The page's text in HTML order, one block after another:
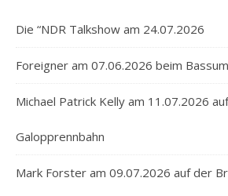
Die “NDR Talkshow am 24.07.2026
Foreigner am 07.06.2026 beim
Michael Patrick Kelly am 11.07.2026
Galopprennbahn
Mark Forster am 09.07.2026 auf der